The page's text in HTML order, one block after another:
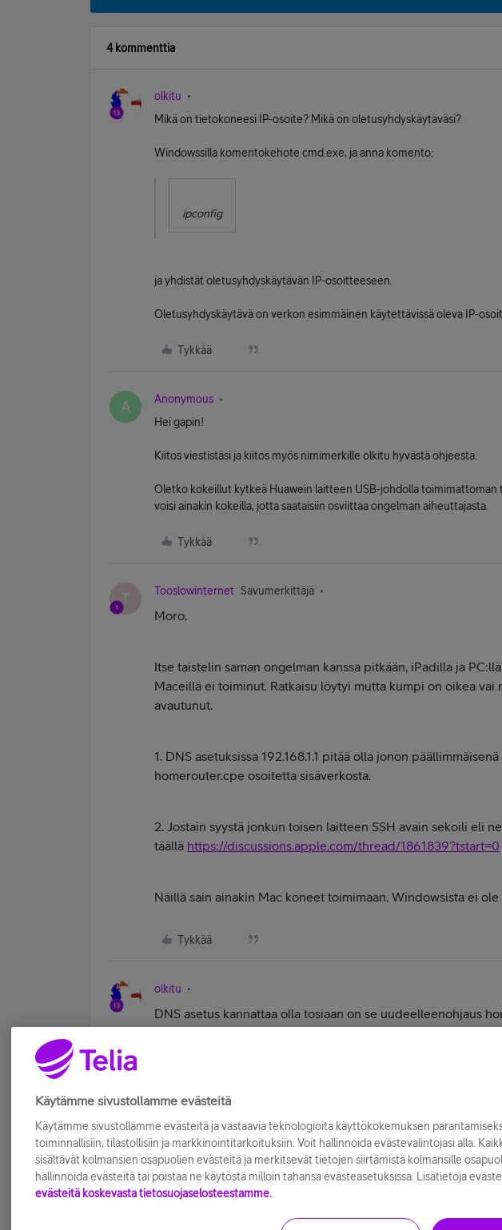
4 kommenttia
olkitu
Mikä on tietokoneesi IP-osoite? Mikä on oletusyhdyskäytäväsi?
Windowssilla komentokehote cmd.exe, ja anna komento:
ipconfig
ja yhdistät oletusyhdyskäytävän IP-osoitteeseen.
Oletusyhdyskäytävä on verkon esimmäinen käytettävissä oleva IP-
Tykkää
A Anonymous
Hei gapin!
Kiitos viestistäsi ja kiitos myös nimimerkille olkitu hyvästä ohjeesta.
Oletko kokeillut kytkeä Huawein laitteen USB-johdolla
voisi ainakin kokeilla, jotta saataisiin osviittaa ongelman aiheuttajasta.
Tykkää
T Tooslowinternet Savumerkittäjä
Moro,
Itse taistelin saman ongelman kanssa pitkään, iPadilla ja
Maceillä ei toiminut. Ratkaisu löytyi mutta kumpi on oikea vai
avautunut.
1. DNS asetuksissa 192.168.1.1 pitää olla jonon
homerouter.cpe osoitetta sisäverkosta.
2. Jostain syystä jonkun toisen laitteen SSH avain sekoili eli
täällä https://discussions.apple.com/thread/1861839?tstart=0
Näillä sain ainakin Mac koneet toimimaan, Windowsista ei ole
Tykkää
olkitu
DNS asetus kannattaa olla tosiaan on se uudeelleenohjaus
Käytämme sivustollamme evästeitä
Käytämme sivustollamme evästeitä ja vastaavia teknologioita käyttökokemuksen
toiminnallisiin, tilastollisiin ja markkinointitarkoituksiin. Voit hallinnoida evästevalintojasi alla.
sisältävät kolmansien osapuolien evästeitä ja merkitsevät tietojen siirtämistä kolmansille
hallinnoida evästeitä tai poistaa ne käytöstä milloin tahansa evästeasetuksissa. Lisätietoja
evästeitä koskevasta tietosuojaselosteestamme.